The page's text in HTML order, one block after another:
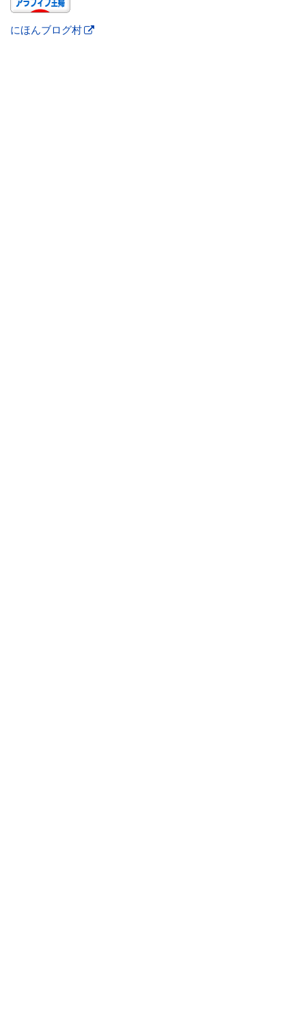
にほんブログ村